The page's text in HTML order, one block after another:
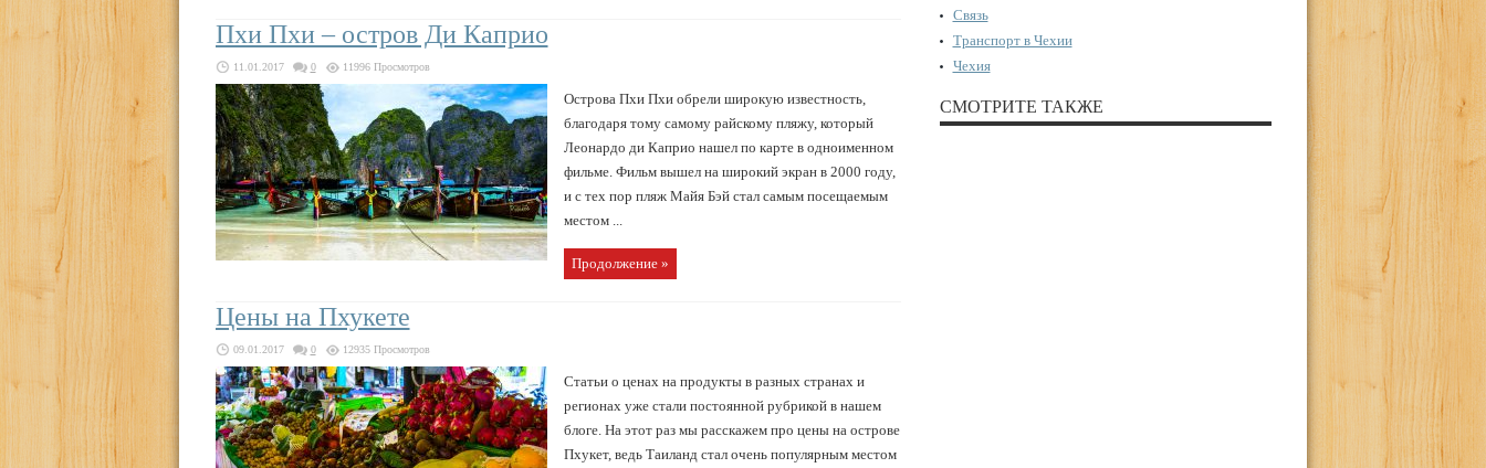
Пхи Пхи – остров Ди Каприо
11.01.2017 0 11996 Просмотров
Острова Пхи Пхи обрели широкую известность,
благодаря тому самому райскому пляжу, который
Леонардо ди Каприо нашел по карте в одноименном
фильме. Фильм вышел на широкий экран в 2000 году,
и с тех пор пляж Майя Бэй стал самым посещаемым
местом ...
Продолжение »
Цены на Пхукете
09.01.2017 0 12935 Просмотров
Статьи о ценах на продукты в разных странах и
регионах уже стали постоянной рубрикой в нашем
блоге. На этот раз мы расскажем про цены на острове
Пхукет, ведь Таиланд стал очень популярным местом
Связь
Транспорт в Чехии
Чехия
СМОТРИТЕ ТАКЖЕ